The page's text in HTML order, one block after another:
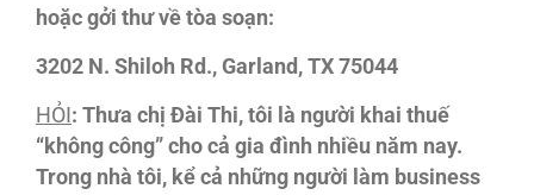
hoặc gởi thư về tòa soạn:
3202 N. Shiloh Rd., Garland, TX 75044
HỎI : Thưa chị Đài Thi, tôi là người khai thuế
“không công” cho cả gia đình nhiều năm nay.
Trong nhà tôi, kể cả những người làm business